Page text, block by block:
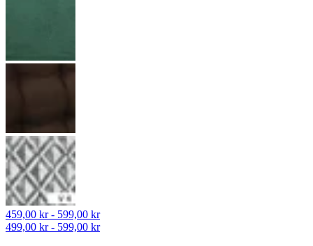
459,00 kr - 599,00 kr
499,00 kr - 599,00 kr